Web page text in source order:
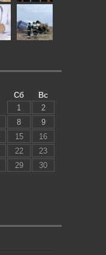
Сб
Вс
1
2
8
9
15
16
22
23
29
30